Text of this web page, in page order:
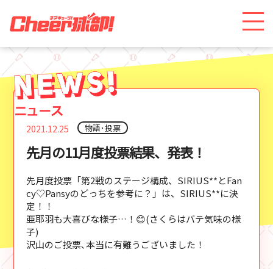
2021.12.25 物語･投票
先月の11月度投票結果、発表！
先月度投票「第2戦のステージ構成、SIRIUS**とFan
cy♡Pansyのどっちを参考に？」は、SIRIUS**に決
定！！
亜耶羽も大喜びな様子…！😊(さくらはバテ気味の様
子)
沢山のご投票､本当に有難うございました！